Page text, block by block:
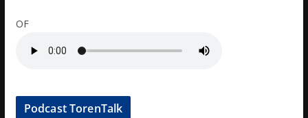
OF
Podcast TorenTalk